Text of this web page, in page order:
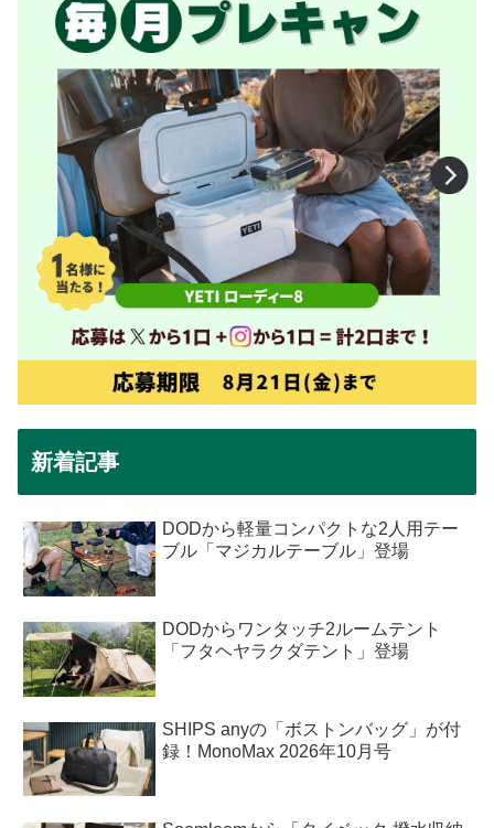
新着記事
DODから軽量コンパクトな2人用テー
ブル「マジカルテーブル」登場
DODからワンタッチ2ルームテント
「フタヘヤラクダテント」登場
SHIPS anyの「ボストンバッグ」が付
録！MonoMax 2026年10月号